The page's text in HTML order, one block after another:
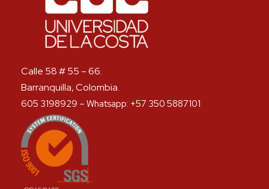
Calle 58 # 55 – 66.
Barranquilla, Colombia.
605 3198929 – Whatsapp: +57 350 5887101